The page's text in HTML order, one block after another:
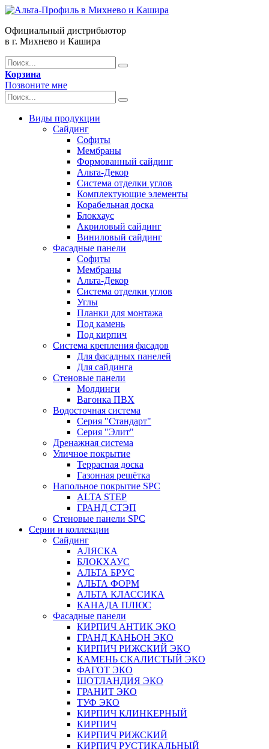
Официальный дистрибьютор
в г. Михнево и Кашира
Корзина
Позвоните мне
Виды продукции
Сайдинг
Софиты
Мембраны
Формованный сайдинг
Альта-Декор
Система отделки углов
Комплектующие элементы
Корабельная доска
Блокхаус
Акриловый сайдинг
Виниловый сайдинг
Фасадные панели
Софиты
Мембраны
Альта-Декор
Система отделки углов
Углы
Планки для монтажа
Под камень
Под кирпич
Система крепления фасадов
Для фасадных панелей
Для сайдинга
Стеновые панели
Молдинги
Вагонка ПВХ
Водосточная система
Серия "Стандарт"
Серия "Элит"
Дренажная система
Уличное покрытие
Террасная доска
Газонная решётка
Напольное покрытие SPC
ALTA STEP
ГРАНД СТЭП
Стеновые панели SPC
Серии и коллекции
Сайдинг
АЛЯСКА
БЛОКХАУС
АЛЬТА БРУС
АЛЬТА ФОРМ
АЛЬТА КЛАССИКА
КАНАДА ПЛЮС
Фасадные панели
КИРПИЧ АНТИК ЭКО
ГРАНД КАНЬОН ЭКО
КИРПИЧ РИЖСКИЙ ЭКО
КАМЕНЬ СКАЛИСТЫЙ ЭКО
ФАГОТ ЭКО
ШОТЛАНДИЯ ЭКО
ГРАНИТ ЭКО
ТУФ ЭКО
КИРПИЧ КЛИНКЕРНЫЙ
КИРПИЧ
КИРПИЧ РИЖСКИЙ
КИРПИЧ РУСТИКАЛЬНЫЙ